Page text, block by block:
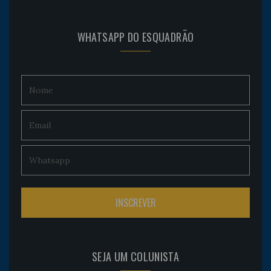
WHATSAPP DO ESQUADRÃO
SEJA UM COLUNISTA